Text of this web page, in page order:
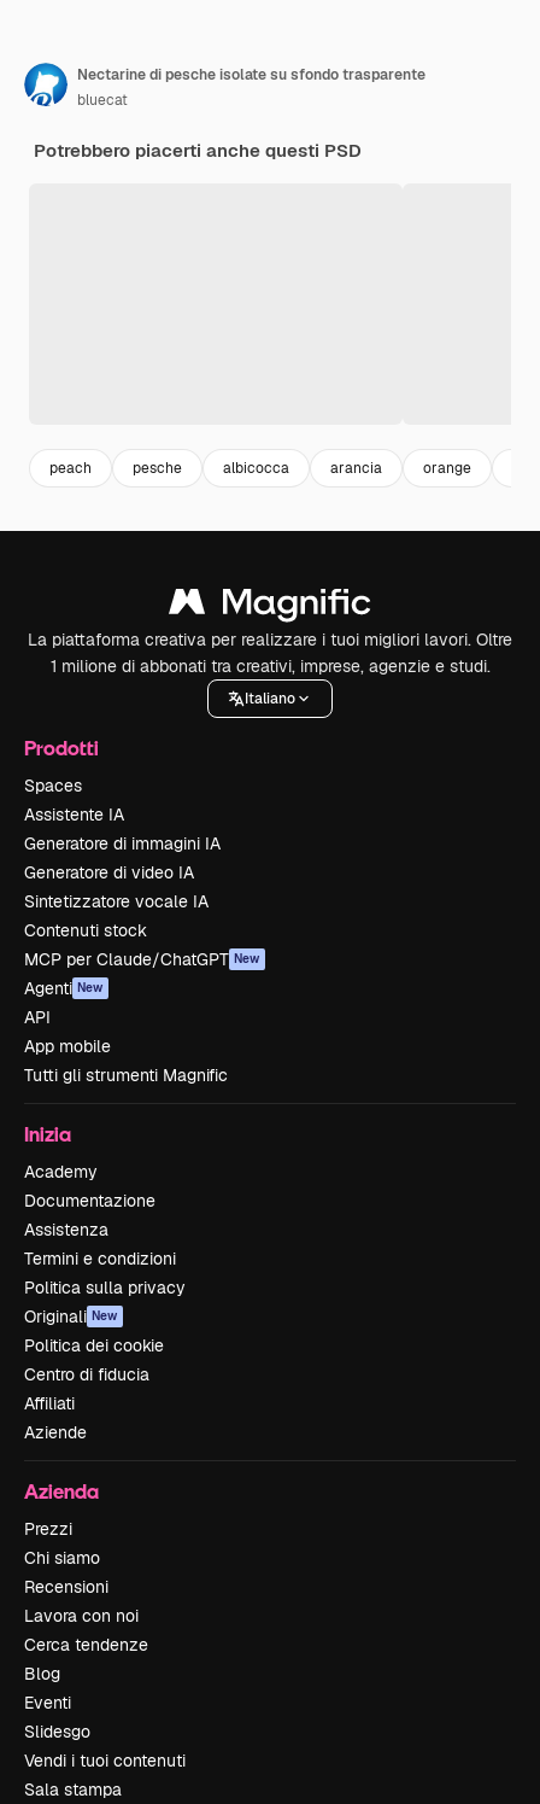
Nectarine di pesche isolate su sfondo trasparente
bluecat
Potrebbero piacerti anche questi PSD
peach pesche albicocca arancia orange
La piattaforma creativa per realizzare i tuoi migliori lavori. Oltre
1 milione di abbonati tra creativi, imprese, agenzie e studi.
Italiano
Prodotti
Spaces
Assistente IA
Generatore di immagini IA
Generatore di video IA
Sintetizzatore vocale IA
Contenuti stock
MCP per Claude/ChatGPT New
Agenti New
API
App mobile
Tutti gli strumenti Magnific
Inizia
Academy
Documentazione
Assistenza
Termini e condizioni
Politica sulla privacy
Originali New
Politica dei cookie
Centro di fiducia
Affiliati
Aziende
Azienda
Prezzi
Chi siamo
Recensioni
Lavora con noi
Cerca tendenze
Blog
Eventi
Slidesgo
Vendi i tuoi contenuti
Sala stampa